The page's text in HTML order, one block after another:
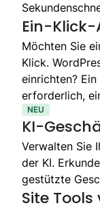
Ein-
Möchten Sie
Klick.
einrichten?
erforderlich,
KI-
NEU
Verwalten Sie
der KI.
gestützte
Site